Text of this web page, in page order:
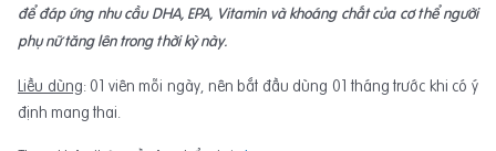
để đáp ứng nhu cầu DHA, EPA, Vitamin và khoáng chất của cơ thể người
phụ nữ tăng lên trong thời kỳ này.
Liều dùng: 01 viên mỗi ngày, nên bắt đầu dùng 01 tháng trước khi có ý
định mang thai.